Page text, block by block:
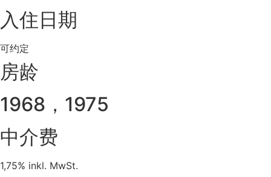
入住日期
可约定
房龄
1968，1975
中介费
1,75% inkl. MwSt.